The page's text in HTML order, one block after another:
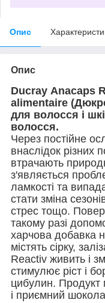
Опис
Опис
Ducray Аnacaps
alimentaire
для волосся і
волосся.
Через постійне
внаслідок різних
втрачають
з'являється
ламкості та
стати зміна
стрес тощо.
такому разі
харчова добавка
містять сірку,
Reactiv живить і
стимулює ріст і
цибулин. Продукт
і приємний